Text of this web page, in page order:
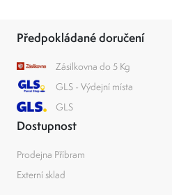
Předpokládané doručení
Zásilkovna do 5 Kg
GLS - Výdejní místa
GLS
Dostupnost
Prodejna Příbram
Externí sklad